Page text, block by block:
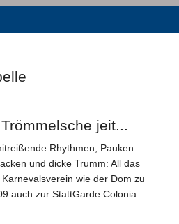
jeit...
Rhythmen, Pauken
und dicke Trumm: All das
wie der Dom zu
auch zur StattGarde Colonia